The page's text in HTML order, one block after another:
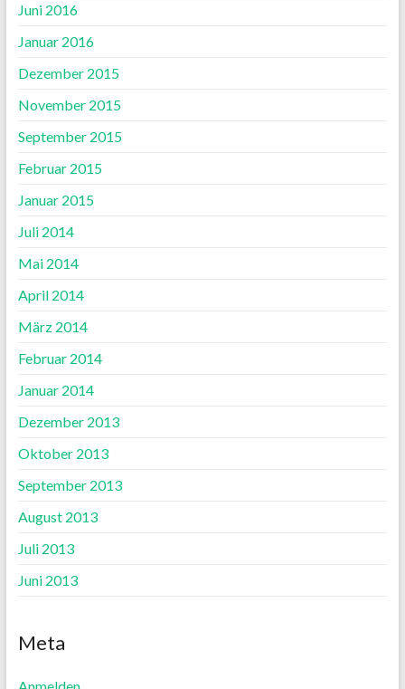
Juni 2016
Januar 2016
Dezember 2015
November 2015
September 2015
Februar 2015
Januar 2015
Juli 2014
Mai 2014
April 2014
März 2014
Februar 2014
Januar 2014
Dezember 2013
Oktober 2013
September 2013
August 2013
Juli 2013
Juni 2013
Meta